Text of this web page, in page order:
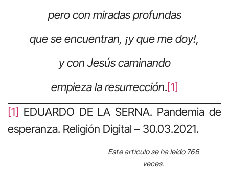
pero con miradas profundas
que se encuentran, ¡y que me doy!,
y con Jesús caminando
empieza la resurrección.[1]
[1] EDUARDO DE LA SERNA. Pandemia de
esperanza. Religión Digital – 30.03.2021.
Este artículo se ha leído 766
veces.